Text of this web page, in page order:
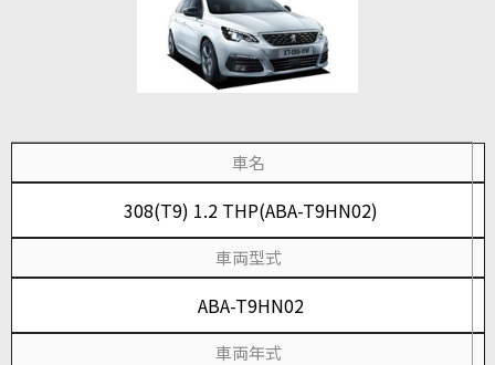
車名
308(T9) 1.2 THP(ABA-T9HN02)
車両型式
ABA-T9HN02
車両年式